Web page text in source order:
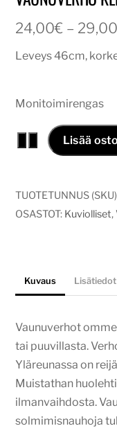
24,00€ –
Leveys 46cm,
Monitoimirengas
Vaunuverho
keltaiset
määrä
Lisää
TUOTETUNNUS
OSASTOT: Kuviolliset,
Kuvaus Lisätiedot
Vaunuverhot
tai puuvillasta.
Yläreunassa on
Muistathan
ilmanvaihdosta.
solmimisnauhoja